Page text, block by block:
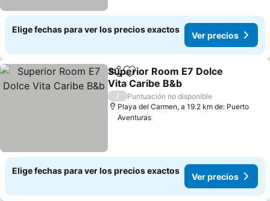
Elige fechas para ver los precios exactos
Ver precios
CompartirAgregar a favoritos
Superior Room E7 Dolce
Vita Caribe B&b
Ver precios
/
Puntuación no disponible
Playa del Carmen, a 19.2 km de: Puerto
Aventuras
Elige fechas para ver los precios exactos
Ver precios